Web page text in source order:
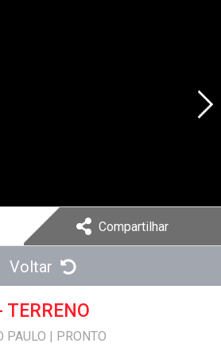
Compartilhar
Voltar
TERRENO
PAULO | PRONTO